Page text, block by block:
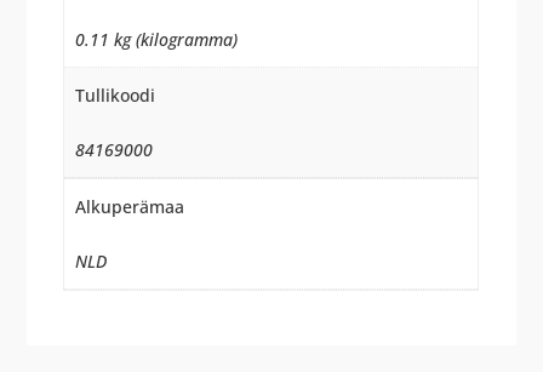
0.11 kg (kilogramma)
Tullikoodi
84169000
Alkuperämaa
NLD